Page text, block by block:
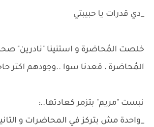
_دي قدرات يا حبيبتي
خلصت المُحاضرة و استنينا "نادرين"
المُحاضرة ، قعدنا سوا ..وجودهم اكتر
نبست "مريم" بتزمر كعادتها..:
_واحدة مش بتركز في المحاضرات و